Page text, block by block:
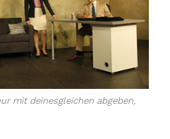
mit deinesgleichen abgeben,